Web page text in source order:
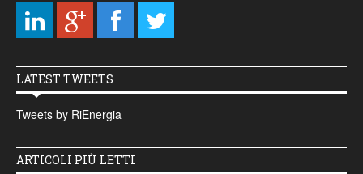
LATEST TWEETS
Tweets by RiEnergia
ARTICOLI PIÙ LETTI